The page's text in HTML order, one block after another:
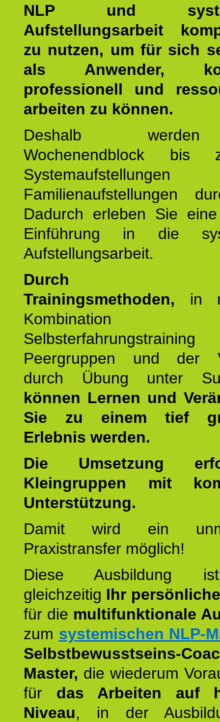
NLP und
Aufstellungsarbeit
zu nutzen, um für sich
als Anwender,
professionell und
arbeiten zu können.
Deshalb
Wochenendblock bis
Familienaufstellungen
Dadurch erleben Sie
Einführung in die
Aufstellungsarbeit.
Durch
Trainingsmethoden, in
Peergruppen und der
durch Übung unter
können Lernen und
Sie zu einem tief
Erlebnis werden.
Die Umsetzung
Kleingruppen mit
Unterstützung.
Damit wird ein
Praxistransfer möglich!
Diese Ausbildung
gleichzeitig Ihr
für die multifunktionale
zum systemischen NLP-
Selbstbewusstseins-
Master, die wiederum
für das Arbeiten auf
Niveau, in der